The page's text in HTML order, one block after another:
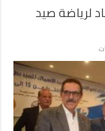
لرياضة صيد
انتهاء
فعاليات
بطولة
كأس
الاتحاد
لرياضة